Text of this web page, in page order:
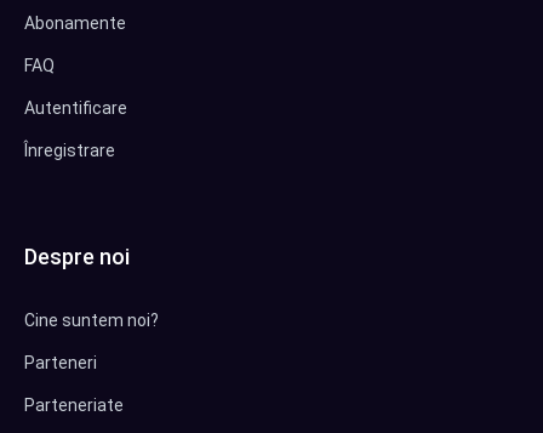
Abonamente
FAQ
Autentificare
Înregistrare
Despre noi
Cine suntem noi?
Parteneri
Parteneriate